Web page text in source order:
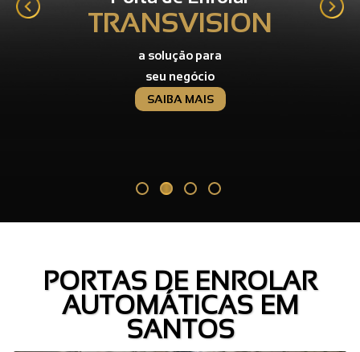
INDUSTRIAL
resistente e
SAIBA MAIS
PORTAS DE ENROLAR
AUTOMÁTICAS EM
SANTOS